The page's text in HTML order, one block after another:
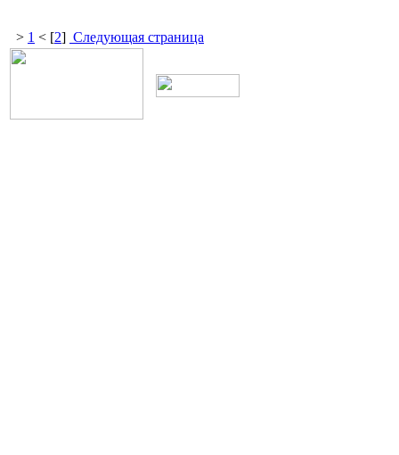
> 1 < [2] Следующая страница